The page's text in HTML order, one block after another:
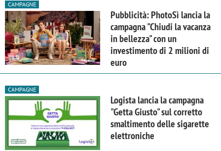
CAMPAGNE
Pubblicità: PhotoSì lancia la
campagna "Chiudi la vacanza
in bellezza" con un
investimento di 2 milioni di
euro
CAMPAGNE
Logista lancia la campagna
"Getta Giusto" sul corretto
smaltimento delle sigarette
elettroniche